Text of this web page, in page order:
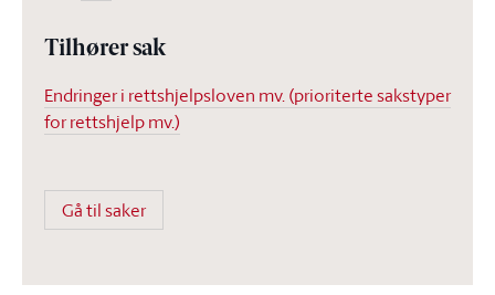
Tilhører sak
Endringer i rettshjelpsloven mv. (prioriterte sakstyper
for rettshjelp mv.)
Gå til saker